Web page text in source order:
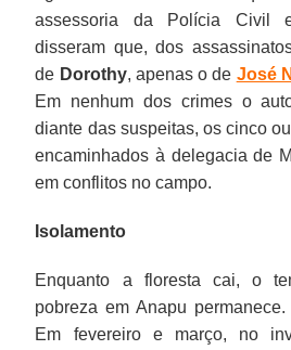
assessoria da Polícia Civil
disseram que, dos
de Dorothy, apenas o de José
Em nenhum dos crimes o
diante das suspeitas, os cinco
encaminhados à delegacia de
em conflitos no campo.
Isolamento
Enquanto a floresta cai, o
pobreza em Anapu
Em fevereiro e março, no